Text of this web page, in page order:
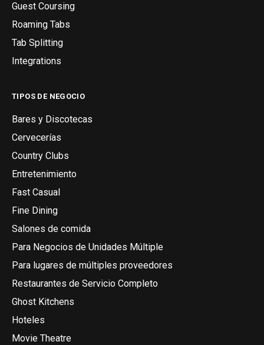
Guest Coursing
Roaming Tabs
Tab Splitting
Integrations
TIPOS DE NEGOCIO
Bares y Discotecas
Cervecerías
Country Clubs
Entretenimiento
Fast Casual
Fine Dining
Salones de comida
Para Negocios de Unidades Múltiple
Para lugares de múltiples proveedores
Restaurantes de Servicio Completo
Ghost Kitchens
Hoteles
Movie Theatre